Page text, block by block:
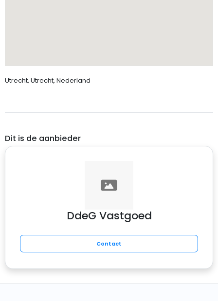
Utrecht, Utrecht, Nederland
Dit is de aanbieder
DdeG Vastgoed
Contact